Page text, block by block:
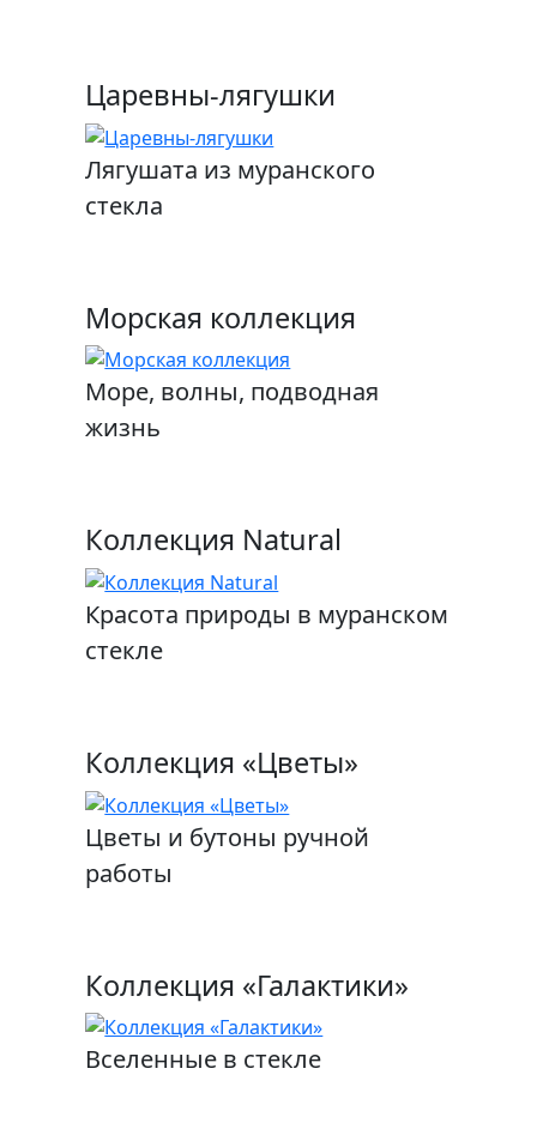
Царевны-лягушки
Лягушата из муранского
стекла
Морская коллекция
Море, волны, подводная
жизнь
Коллекция Natural
Красота природы в муранском
стекле
Коллекция «Цветы»
Цветы и бутоны ручной
работы
Коллекция «Галактики»
Вселенные в стекле